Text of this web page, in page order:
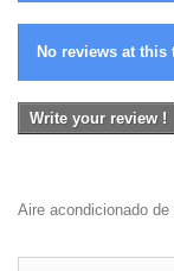
No reviews at this
Write your review !
Aire acondicionado